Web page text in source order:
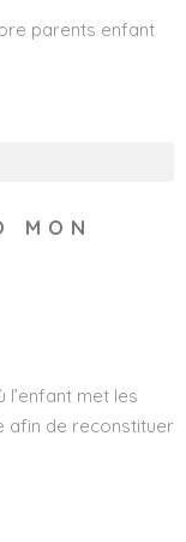
MON
l’enfant met les
afin de reconstituer